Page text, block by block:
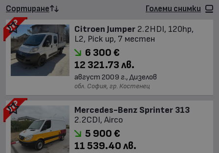
Сортиране Големи снимки
Citroen Jumper 2.2HDI, 120hp,
L2, Pick up, 7 местен
6 300 €
12 321.73 лв.
август 2009 г., Дизелов
обл. София, гр. Костенец
Mercedes-Benz Sprinter 313
2.2CDI, Airco
5 900 €
11 539.40 лв.